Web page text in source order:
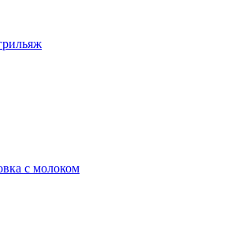
с молоком